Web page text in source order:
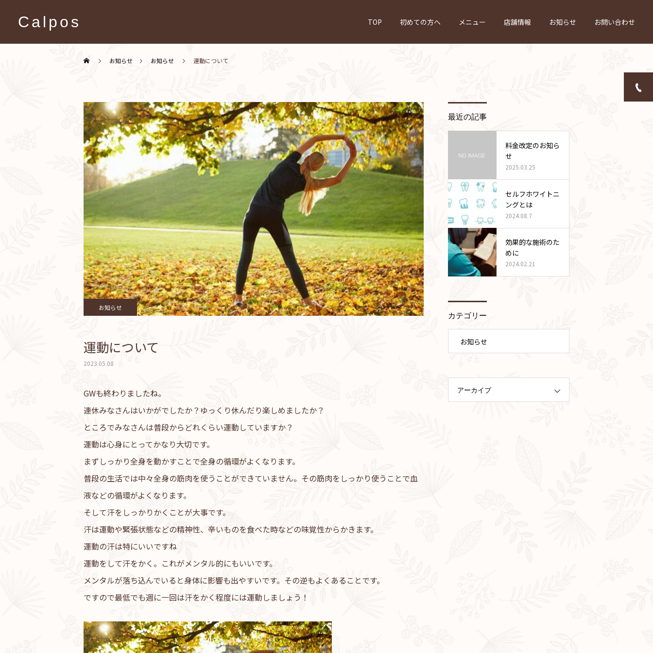
Calpos TOP 初めての方へ メニュー 店舗情報 お知らせ お問い合わせ
お知らせ お知らせ 運動について
お知らせ
運動について
2023.05.08
GWも終わりましたね。
連休みなさんはいかがでしたか？ゆっくり休んだり楽しめましたか？
ところでみなさんは普段からどれくらい運動していますか？
運動は心身にとってかなり大切です。
まずしっかり全身を動かすことで全身の循環がよくなります。
普段の生活では中々全身の筋肉を使うことができていません。その筋肉をしっかり使うことで血
液などの循環がよくなります。
そして汗をしっかりかくことが大事です。
汗は運動や緊張状態などの精神性、辛いものを食べた時などの味覚性からかきます。
運動の汗は特にいいですね
運動をして汗をかく。これがメンタル的にもいいです。
メンタルが落ち込んでいると身体に影響も出やすいです。その逆もよくあることです。
ですので最低でも週に一回は汗をかく程度には運動しましょう！
最近の記事
料金改定のお知ら
せ
2025.03.25
セルフホワイトニ
ングとは
2024.08.7
効果的な施術のた
めに
2024.02.21
カテゴリー
お知らせ
アーカイブ